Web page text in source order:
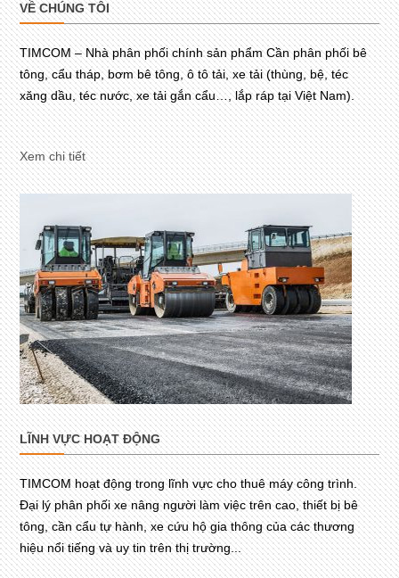
VỀ CHÚNG TÔI
TIMCOM – Nhà phân phối chính sản phẩm Cần phân phối bê
tông, cẩu tháp, bơm bê tông, ô tô tải, xe tải (thùng, bệ, téc
xăng dầu, téc nước, xe tải gắn cẩu…, lắp ráp tại Việt Nam).
Xem chi tiết
LĨNH VỰC HOẠT ĐỘNG
TIMCOM hoạt động trong lĩnh vực cho thuê máy công trình.
Đại lý phân phối xe nâng người làm việc trên cao, thiết bị bê
tông, cần cẩu tự hành, xe cứu hộ gia thông của các thương
hiệu nổi tiếng và uy tin trên thị trường...